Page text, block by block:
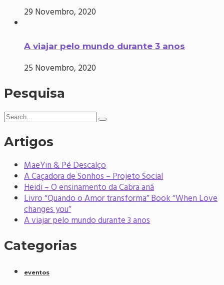
29 Novembro, 2020
A viajar pelo mundo durante 3 anos
25 Novembro, 2020
Pesquisa
Artigos
MaeYin & Pé Descalço
A Caçadora de Sonhos – Projeto Social
Heidi – O ensinamento da Cabra anã
Livro “Quando o Amor transforma” Book “When Love
changes you”
A viajar pelo mundo durante 3 anos
Categorias
eventos